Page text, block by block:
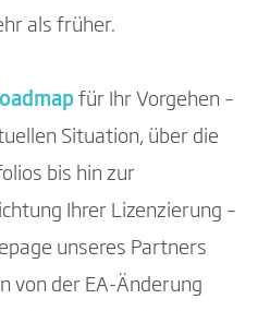
als früher.
für Ihr Vorgehen –
Situation, über die
bis hin zur
Ihrer Lizenzierung –
unseres Partners
von der EA-Änderung